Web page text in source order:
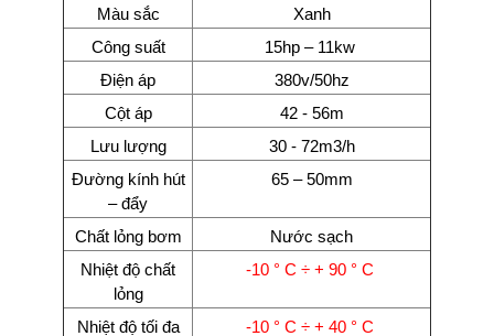
Màu sắc
Xanh
Công suất
15hp – 11kw
Điện áp
380v/50hz
Cột áp
42 - 56m
Lưu lượng
30 - 72m3/h
Đường kính hút
– đẩy
65 – 50mm
Chất lỏng bơm
Nước sạch
Nhiệt độ chất
lỏng
-10 ° C ÷ + 90 ° C
Nhiệt độ tối đa
-10 ° C ÷ + 40 ° C